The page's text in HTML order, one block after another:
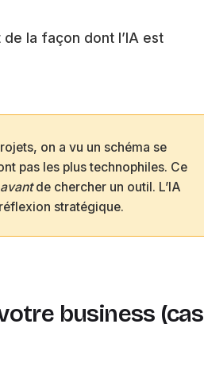
la façon dont l’IA est
on a vu un schéma se
pas les plus technophiles. Ce
avantde chercher un outil. L’IA
stratégique.
business (cas